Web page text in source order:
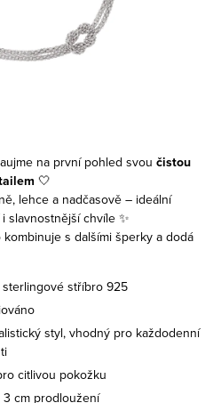
na první pohled svou čistou
🤍
lehce a nadčasově – ideální
slavnostnější chvíle ✨
s dalšími šperky a dodá
stříbro 925
styl, vhodný pro každodenní
citlivou pokožku
3 cm prodloužení